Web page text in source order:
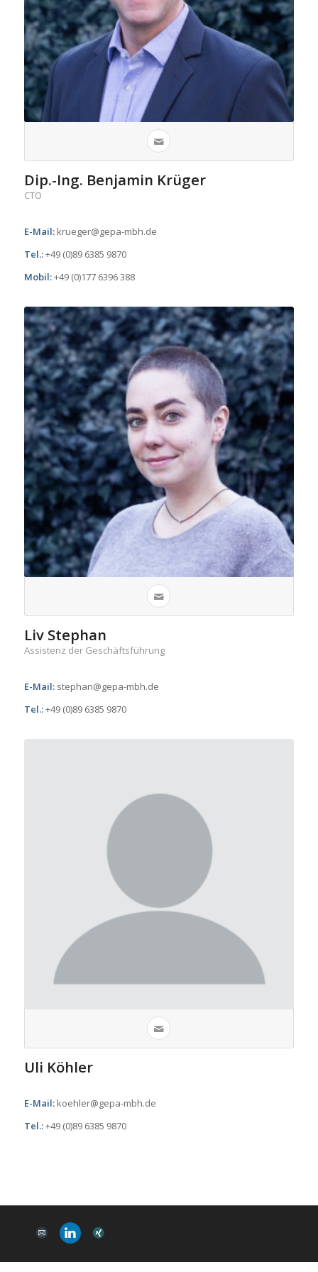
Dip.-Ing. Benjamin Krüger
CTO
E-Mail:krueger@gepa-mbh.de
Tel.:+49 (0)89 6385 9870
Mobil:+49 (0)177 6396 388
Liv Stephan
Assistenz der Geschäftsführung
E-Mail:stephan@gepa-mbh.de
Tel.:+49 (0)89 6385 9870
Uli Köhler
E-Mail:koehler@gepa-mbh.de
Tel.:+49 (0)89 6385 9870